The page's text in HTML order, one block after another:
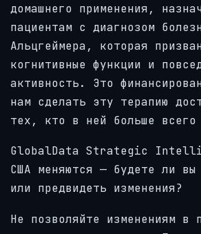
домашнего применения,
пациентам с диагнозом
Альцгеймера, которая
когнитивные функции и
активность. Это
нам сделать эту терапию
тех, кто в ней больше всего
GlobalData Strategic
США меняются — будете ли вы
или предвидеть изменения?
Не позволяйте изменениям в